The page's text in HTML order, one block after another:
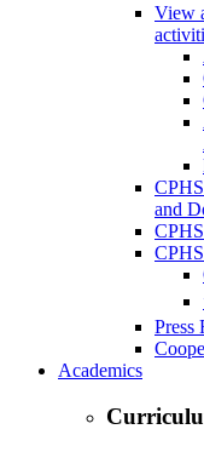
View
and
Press
Academics